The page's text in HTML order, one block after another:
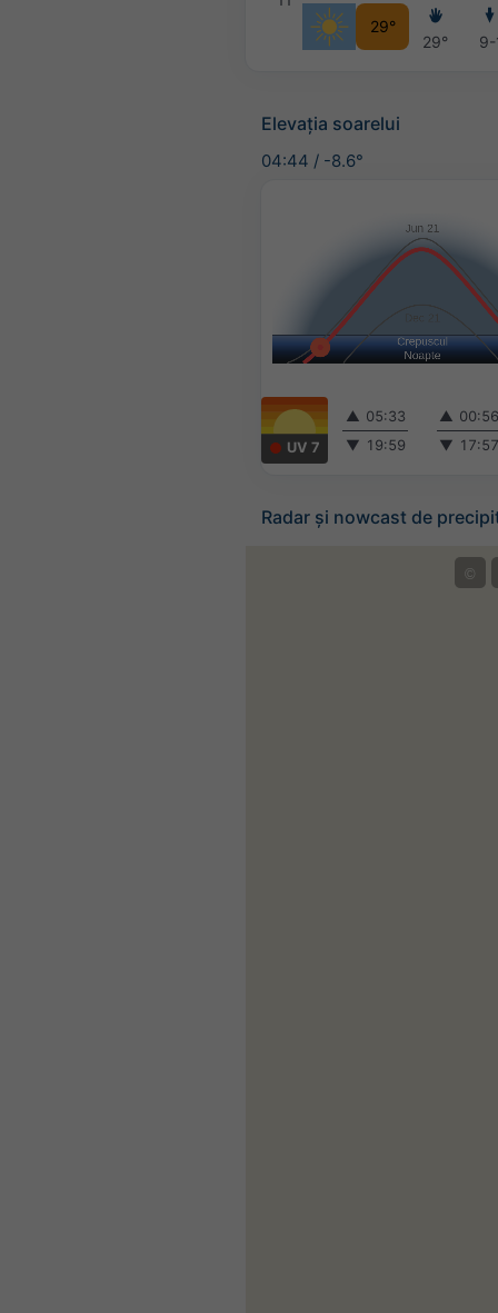
29°
29°
Elevația soarelui
04:44 / -8.6°
UV 7
▲ 05:33
▼ 19:59
▲
▼
Radar și nowcast de
©